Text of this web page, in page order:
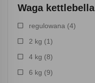
Waga kettlebella
regulowana (4)
2 kg (1)
4 kg (8)
6 kg (9)